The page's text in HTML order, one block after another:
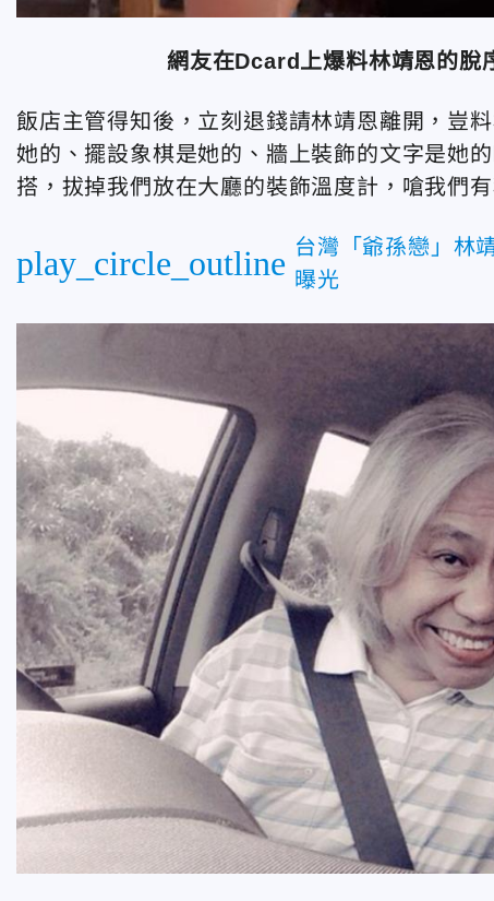
網友在Dcard上爆料林靖恩的脫
飯店主管得知後，立刻退錢請林靖恩離開，豈
她的、擺設象棋是她的、牆上裝飾的文字是她
搭，拔掉我們放在大廳的裝飾溫度計，嗆我們
play_circle_outline 台灣「爺孫戀」林
曝光